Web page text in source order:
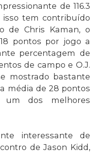
de 116.3
isso tem contribuído
de Chris Kaman, o
pontos por jogo a
percentagem de
de campo e O.J.
mostrado bastante
média de 28 pontos
um dos melhores
interessante de
de Jason Kidd,